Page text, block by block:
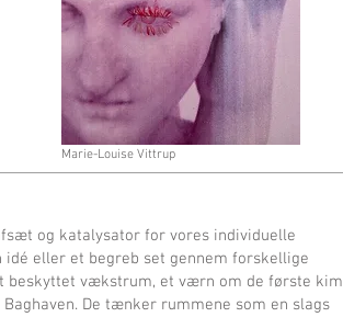
Marie-Louise Vittrup
og katalysator for vores individuelle
eller et begreb set gennem forskellige
beskyttet vækstrum, et værn om de første kim
De tænker rummene som en slags